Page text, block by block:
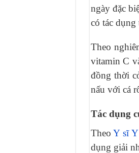
ngày đặc
có tác dụng
Theo
vitamin C
đồng thời
nấu với cá
Tác dụng
TheoY sĩ
dụng giải